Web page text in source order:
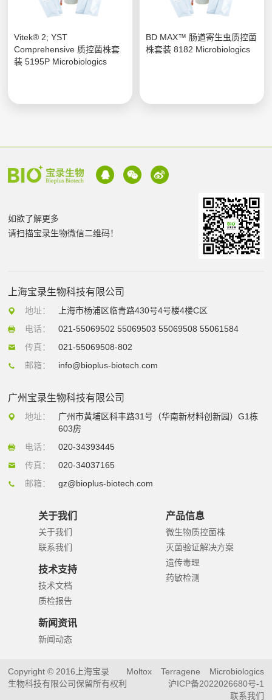
Vitek® 2; YST
Comprehensive 质控菌株套
装 5195P Microbiologics
BD MAX™ 肠道寄生虫质控菌
株套装 8182 Microbiologics
如欲了解更多
请扫描宝录生物微信二维码！
上海宝录生物科技有限公司
地址：
上海市杨浦区临青路430号4号楼4楼C区
电话：
021-55069502 55069503 55069508 55061584
传真：
021-55069508-802
邮箱：
info@bioplus-biotech.com
广州宝录生物科技有限公司
地址：
广州市黄埔区科丰路31号（华南新材料创新园）G1栋
603房
电话：
020-34393445
传真：
020-34037165
邮箱：
gz@bioplus-biotech.com
关于我们
关于我们
联系我们
技术支持
技术文档
质检报告
新闻资讯
新闻动态
产品信息
微生物质控菌株
灭菌验证解决方案
遗传毒理
药敏检测
Microbiologics
Terragene
Moltox
Copyright © 2016上海宝录
生物科技有限公司保留所有权利
沪ICP备2022026680号-1
联系我们